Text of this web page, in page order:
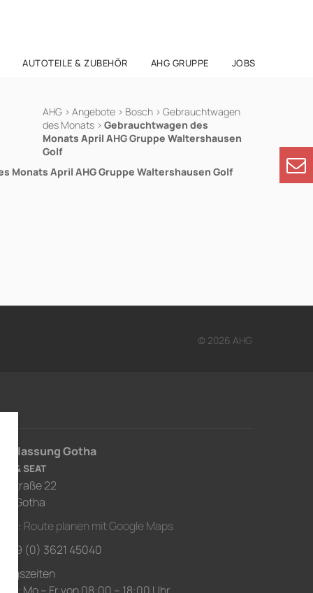
AUTOTEILE & ZUBEHÖR AHG GRUPPE JOBS
AHG > Angebote > Bosch > Gebrauchtwagen
des Monats > Gebrauchtwagen des
Monats April AHG Gruppe Waltershausen
Golf
Monats April AHG Gruppe Waltershausen Golf
© 2026 AHG
Gotha
& SEAT
22
Gotha
Route planen mit Google Maps
+49 (0) 3621 45040